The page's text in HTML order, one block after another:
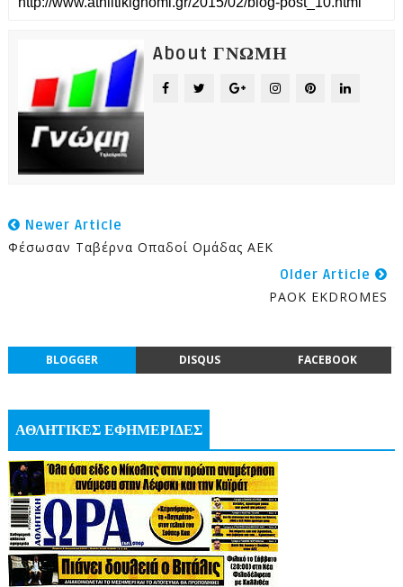
About ΓΝΩΜΗ
Newer Article
Φέσωσαν Ταβέρνα Οπαδοί Ομάδας ΑΕΚ
Older Article
PAOK EKDROMES
BLOGGER DISQUS FACEBOOK
ΑΘΛΗΤΙΚΕΣ ΕΦΗΜΕΡΙΔΕΣ